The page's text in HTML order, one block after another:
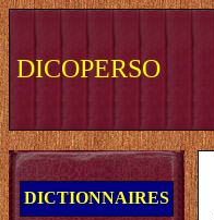
DICOPERSO
DICTIONNAIRES